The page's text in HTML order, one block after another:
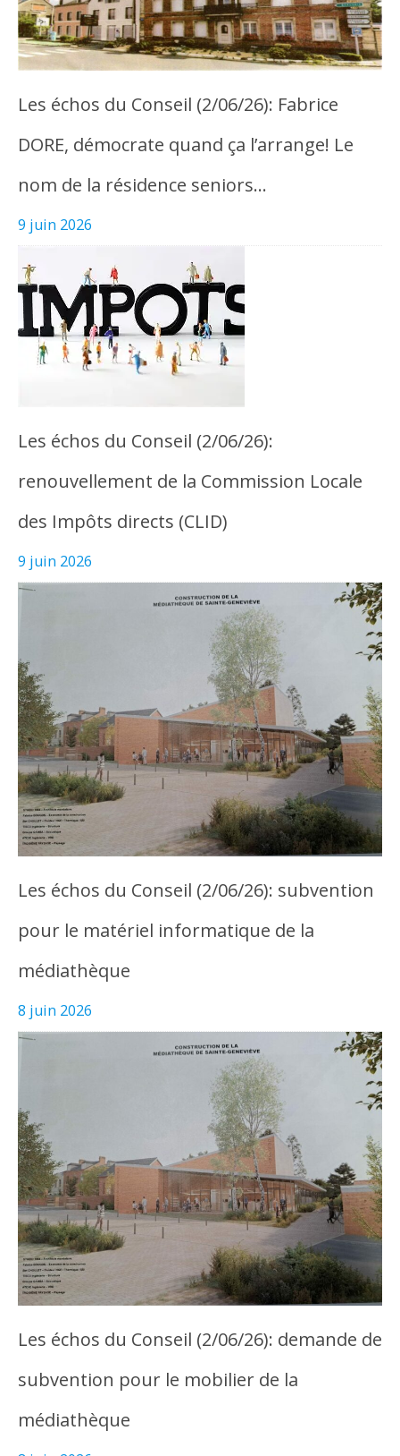
Les échos du Conseil (2/06/26): Fabrice
DORE, démocrate quand ça l’arrange! Le
nom de la résidence seniors…
9 juin 2026
Les échos du Conseil (2/06/26):
renouvellement de la Commission Locale
des Impôts directs (CLID)
9 juin 2026
Les échos du Conseil (2/06/26): subvention
pour le matériel informatique de la
médiathèque
8 juin 2026
Les échos du Conseil (2/06/26): demande de
subvention pour le mobilier de la
médiathèque